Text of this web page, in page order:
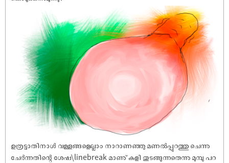
ഉത്രട്ടാതിനാൾ വള്ളങ്ങളെല്ലാം നാറാണഞ്ഞു മണൽപ്പുറത്തു ചെന്നു
ചേർന്നതിന്റെ ശേ‌ഷ\linebreak മാണു് കളി തുടങ്ങുന്നതെന്നു മുമ്പു പറ